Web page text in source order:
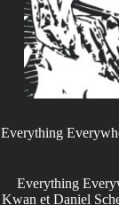
Everything
Everything
Kwan et Daniel